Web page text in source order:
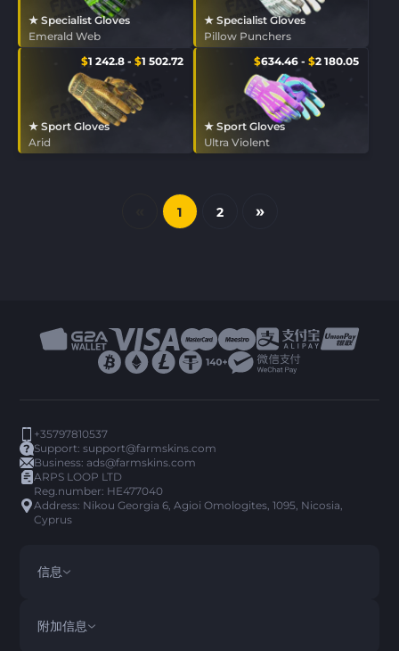
★ Specialist Gloves
Emerald Web
★ Specialist Gloves
Pillow Punchers
$1 242.8 - $1 502.72
★ Sport Gloves
Arid
$634.46 - $2 180.05
★ Sport Gloves
Ultra Violent
1 2 »
+35797810537
Support:support@farmskins.com
Business:ads@farmskins.com
ARPS LOOP LTD
Reg.number: HE477040
Address: Nikou Georgia 6, Agioi Omologites, 1095, Nicosia,
Cyprus
信息
条款与条件
附加信息